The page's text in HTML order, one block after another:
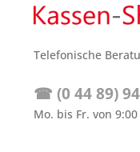
Telefonische
☎ (0 44 89)
Mo. bis Fr. von